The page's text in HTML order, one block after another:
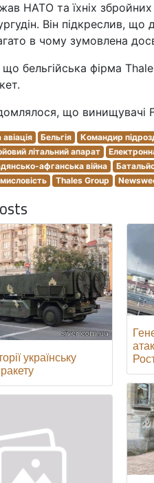
НАТО та їхніх збройних
Він підкреслив, що
в чому зумовлена
бельгійська фірма
що винищувачі
Бельгія Командир
літальний апарат
афганська війна
Thales Group
українську